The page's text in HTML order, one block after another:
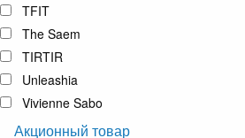
TFIT
The Saem
TIRTIR
Unleashia
Vivienne Sabo
Акционный товар